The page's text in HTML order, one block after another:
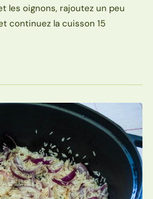
les oignons, rajoutez un peu
continuez la cuisson 15